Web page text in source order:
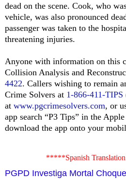
dead on the scene. Cook, who
vehicle, was also pronounced
passenger was taken to the
threatening injuries.
Anyone with information on this
Collision Analysis and
4422. Callers wishing to remain
Crime Solvers at 1-866-411-TIPS
at www.pgcrimesolvers.com, or
app search “P3 Tips” in the
download the app onto your
*****Spanish
PGPD Investiga Mortal